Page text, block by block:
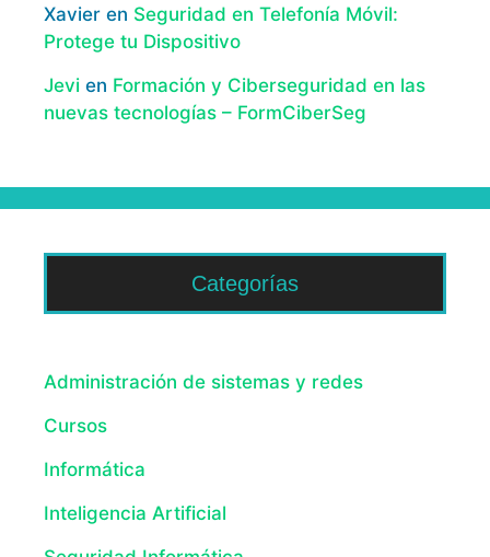
Xavier en Seguridad en Telefonía Móvil:
Protege tu Dispositivo
Jevi en Formación y Ciberseguridad en las
nuevas tecnologías – FormCiberSeg
Categorías
Administración de sistemas y redes
Cursos
Informática
Inteligencia Artificial